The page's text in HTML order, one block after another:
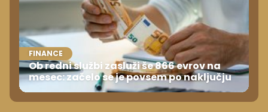
FINANCE
Ob redni službi zasluži še 866 evrov na
mesec: začelo se je povsem po naključju